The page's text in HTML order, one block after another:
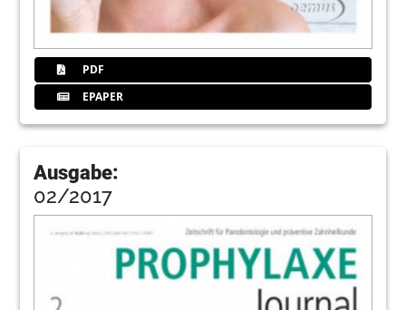
PDF
EPAPER
Ausgabe:
02/2017